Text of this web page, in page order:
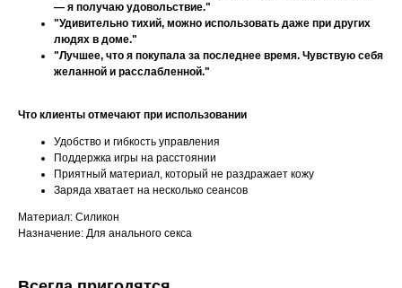
— я получаю удовольствие."
"Удивительно тихий, можно использовать даже при других
людях в доме."
"Лучшее, что я покупала за последнее время. Чувствую себя
желанной и расслабленной."
Что клиенты отмечают при использовании
Удобство и гибкость управления
Поддержка игры на расстоянии
Приятный материал, который не раздражает кожу
Заряда хватает на несколько сеансов
Материал: Силикон
Назначение: Для анального секса